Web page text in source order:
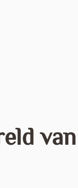
van